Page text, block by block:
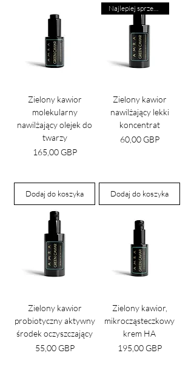
Zielony kawior
molekularny
nawilżający olejek do
twarzy
Cena
165,00 GBP
Dodaj do koszyka
Zielony kawior
nawilżający lekki
koncentrat
Cena
60,00 GBP
Dodaj do koszyka
Zielony kawior
probiotyczny aktywny
środek oczyszczający
Cena
55,00 GBP
Zielony kawior,
mikrocząsteczkowy
krem HA
Cena
195,00 GBP